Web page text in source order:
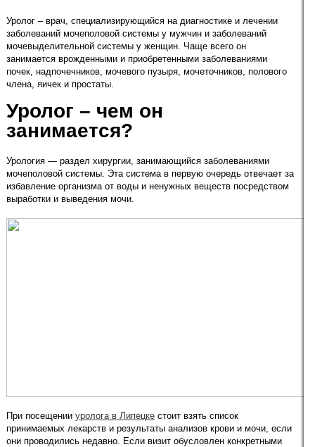
Уролог – врач, специализирующийся на диагностике и лечении
заболеваний мочеполовой системы у мужчин и заболеваний
мочевыделительной системы у женщин. Чаще всего он
занимается врожденными и приобретенными заболеваниями
почек, надпочечников, мочевого пузыря, мочеточников, полового
члена, яичек и простаты.
Уролог – чем он
занимается?
Урология — раздел хирургии, занимающийся заболеваниями
мочеполовой системы. Эта система в первую очередь отвечает за
избавление организма от воды и ненужных веществ посредством
выработки и выведения мочи.
При посещении уролога в Липецке стоит взять список
принимаемых лекарств и результаты анализов крови и мочи, если
они проводились недавно. Если визит обусловлен конкретными